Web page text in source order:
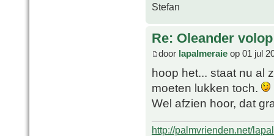
Stefan
Re: Oleander
door lapalmeraie op 01 jul
hoop het... staat nu al
moeten lukken toch.
Wel afzien hoor, dat
http://palmvrienden.net/